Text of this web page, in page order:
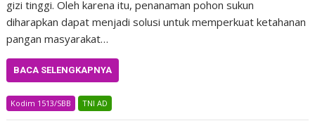
gizi tinggi. Oleh karena itu, penanaman pohon sukun
diharapkan dapat menjadi solusi untuk memperkuat ketahanan
pangan masyarakat…
BACA SELENGKAPNYA
Kodim 1513/SBB TNI AD